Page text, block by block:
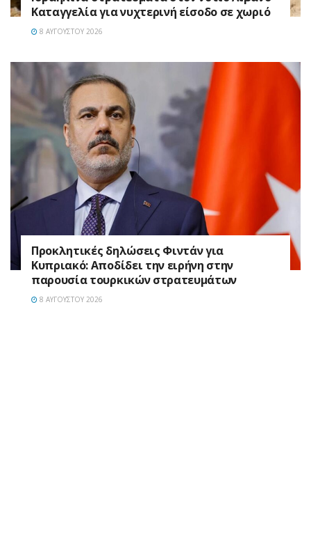
Καταγγελία για νυχτερινή είσοδο σε χωριό
8 ΑΥΓΟΎΣΤΟΥ 2026
Προκλητικές δηλώσεις Φιντάν για
Κυπριακό: Αποδίδει την ειρήνη στην
παρουσία τουρκικών στρατευμάτων
8 ΑΥΓΟΎΣΤΟΥ 2026